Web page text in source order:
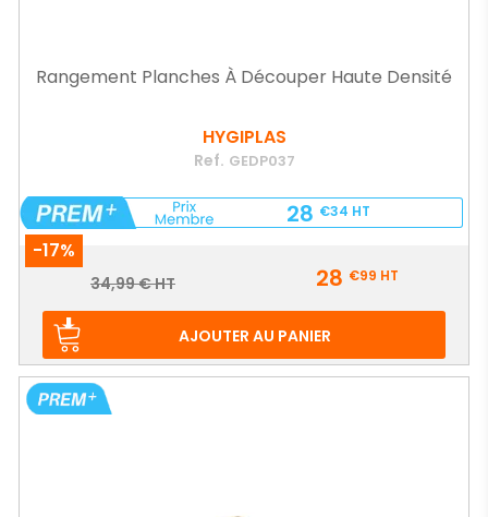
Rangement Planches À Découper Haute Densité
HYGIPLAS
Ref. GEDP037
28 €34 HT
-17%
Prix
Prix
34,99 € HT 28 €99 HT
AJOUTER AU PANIER